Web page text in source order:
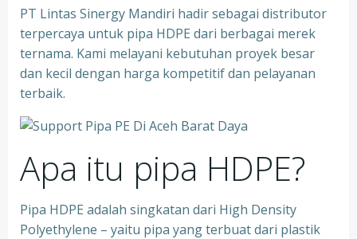
PT Lintas Sinergy Mandiri hadir sebagai distributor
terpercaya untuk pipa HDPE dari berbagai merek
ternama. Kami melayani kebutuhan proyek besar
dan kecil dengan harga kompetitif dan pelayanan
terbaik.
Apa itu pipa HDPE?
Pipa HDPE adalah singkatan dari High Density
Polyethylene – yaitu pipa yang terbuat dari plastik